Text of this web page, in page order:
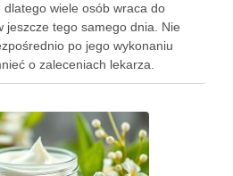
dlatego wiele osób wraca do
jeszcze tego samego dnia. Nie
po jego wykonaniu
o zaleceniach lekarza.
zabiegu mają znaczenie dla